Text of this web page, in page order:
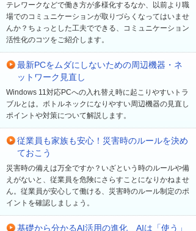
テレワークなどで働き方が多様化するなか、以前より職
場でのコミュニケーションが取りづらくなってはいませ
んか？ちょっとした工夫でできる、コミュニケーション
活性化のコツをご紹介します。
最新PCをムダにしないための周辺機器・ネ
ットワーク見直し
Windows 11対応PCへの入れ替え時に起こりやすいトラ
ブルとは。ボトルネックになりやすい周辺機器の見直し
ポイントや対策について解説します。
従業員も家族も安心！災害時のルールを決め
ておこう
災害時の備えは万全ですか？いざという時のルールや備
えがないと、従業員を危険にさらすことになりかねませ
ん。従業員が安心して働ける、災害時のルール制定のポ
イントを確認しましょう。
基礎から分かるAI活用の進化 AIは「使う」